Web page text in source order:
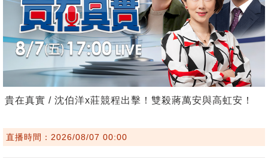
貴在真實 / 沈伯洋x莊競程出擊！雙殺蔣萬安與高虹安！
直播時間：2026/08/07 00:00